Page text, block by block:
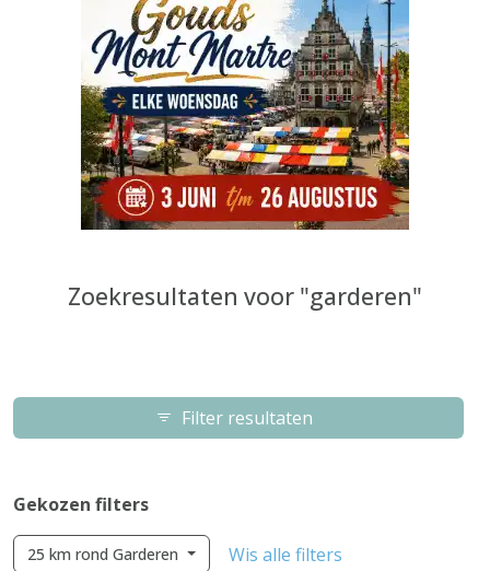
Zoekresultaten voor "garderen"
Filter resultaten
Gekozen filters
25 km rond Garderen Wis alle filters